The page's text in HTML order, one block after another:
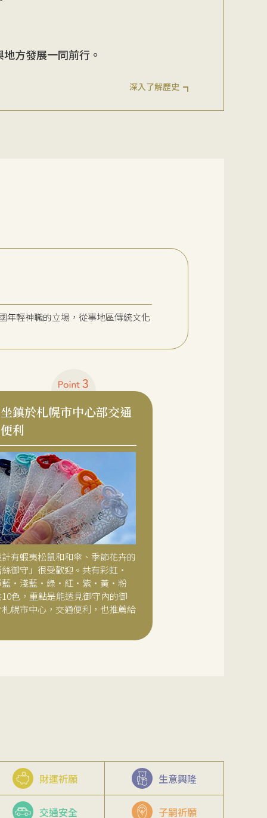
方發展一同前行。
深入了解歷史
年輕神職的立場，從事地區傳統文化
坐鎮於札幌市中心部交通
便利
有蝦夷松鼠和和傘、季節花卉的
御守」很受歡迎。共有彩虹・
・淺藍・綠・紅・紫・黃・粉
色，重點是能透見御守內的御
幌市中心，交通便利，也推薦給
財運祈願 生意興隆
交通安全 子嗣祈願